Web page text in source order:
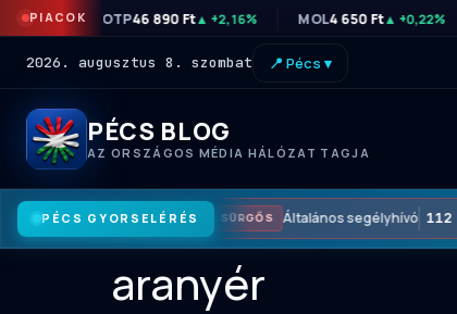
PIACOK OTP46 890 Ft▲ +2,16% MOL4 650 Ft▲ +0,22%
2026. augusztus 8. szombat 📍 Pécs ▾
PÉCS BLOG
AZ ORSZÁGOS MÉDIA HÁLÓZAT TAGJA
PÉCS GYORSELÉRÉS SÜRGŐS Általános segélyhívó 112
aranyér